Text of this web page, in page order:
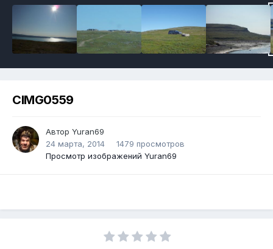
CIMG0559
Автор Yuran69
24 марта, 2014
1479 просмотров
Просмотр изображений Yuran69